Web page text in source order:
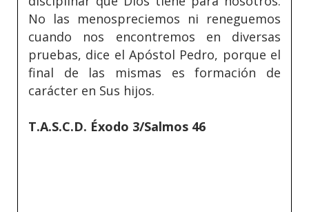
No las menospreciemos ni reneguemos
cuando nos encontremos en diversas
pruebas, dice el Apóstol Pedro, porque el
final de las mismas es formación de
carácter en Sus hijos.
T.A.S.C.D. Éxodo 3/Salmos 46